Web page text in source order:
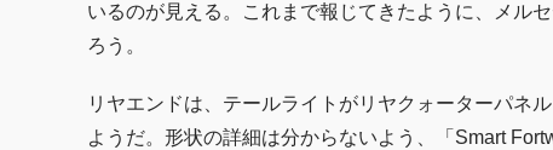
いるのが見える。これまで報じてきたように、メル
ろう。
リヤエンドは、テールライトがリヤクォーターパネ
ようだ。形状の詳細は分からないよう、「Smart